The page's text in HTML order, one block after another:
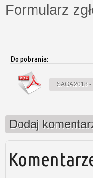
Formularz
Do pobrania:
SAGA 2018
Dodaj